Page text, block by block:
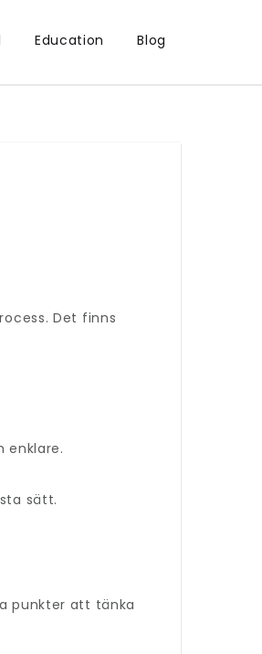
Education Blog
Det finns
enklare.
sätt.
punkter att tänka